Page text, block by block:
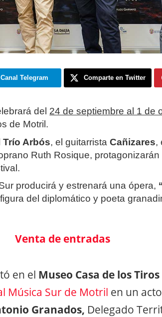
Canal Telegram Comparte en Twitter
del 24 de septiembre al 1 de
de Motril.
Trío Arbós, el guitarristaCañizares,
Ruth Rosique,
producirá y estrenará una ópera,
del diplomático y poeta
Venta de entradas
en el Museo Casa de los
Música Sur de Motril en un
Granados, Delegado